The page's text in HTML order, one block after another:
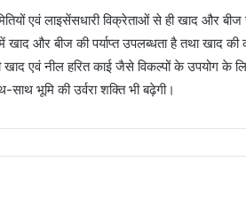
एवं लाइसेंसधारी विक्रेताओं से ही खाद और बीज
और बीज की पर्याप्त उपलब्धता है तथा खाद की
एवं नील हरित काई जैसे विकल्पों के उपयोग के
साथ भूमि की उर्वरा शक्ति भी बढ़ेगी।